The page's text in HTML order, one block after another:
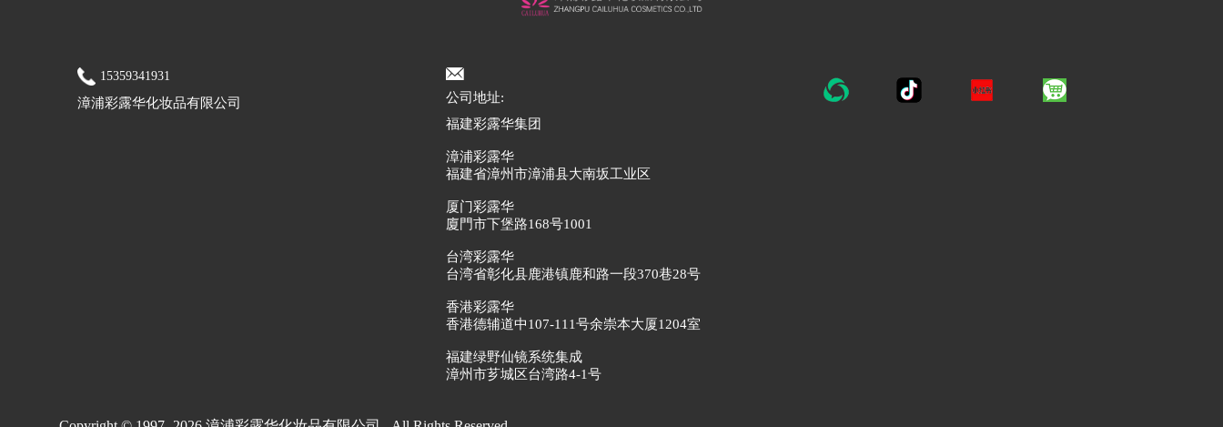
15359341931
漳浦彩露华化妆品有限公司
公司地址:
福建彩露华集团
漳浦彩露华
福建省漳州市漳浦县大南坂工业区
厦门彩露华
廈門市下堡路168号1001
台湾彩露华
台湾省彰化县鹿港镇鹿和路一段370巷28号
香港彩露华
香港德辅道中107-111号余崇本大厦1204室
福建绿野仙镜系统集成
漳州市芗城区台湾路4-1号